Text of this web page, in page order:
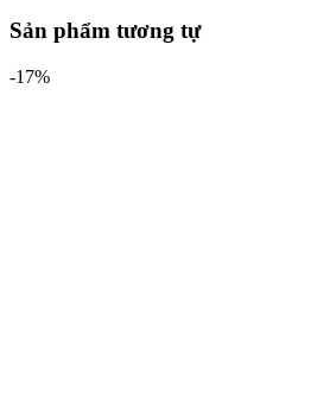
Sản phẩm tương tự
-17%